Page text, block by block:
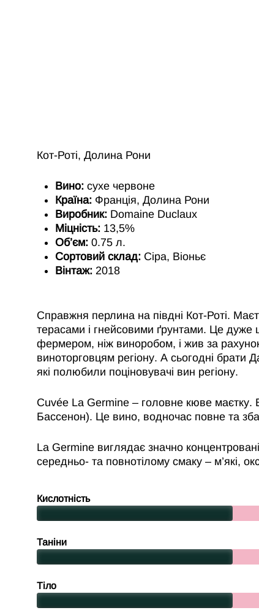
Кот-Роті, Долина Рони
Вино: сухе червоне
Країна: Франція, Долина Рони
Виробник: Domaine Duclaux
Міцність: 13,5%
Об’єм: 0.75 л.
Сортовий склад: Сіра, Віоньє
Вінтаж: 2018
Справжня перлина на півдні Кот-Роті.
терасами і гнейсовими ґрунтами. Це дуже
фермером, ніж виноробом, і жив за
виноторговцям регіону. А сьогодні брати
які полюбили поціновувачі вин регіону.
Cuvée La Germine – головне кюве
Бассенон). Це вино, водночас повне та
La Germine виглядає значно
середньо- та повнотілому смаку – м’які,
Кислотність
Таніни
Тіло